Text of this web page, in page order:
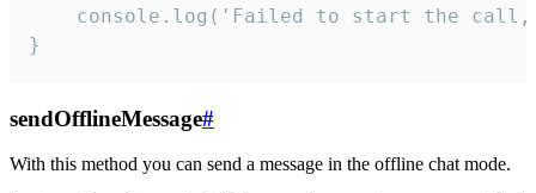
console.log('Failed to start the
}
sendOfflineMessage#
With this method you can send a message in the offline chat mode.